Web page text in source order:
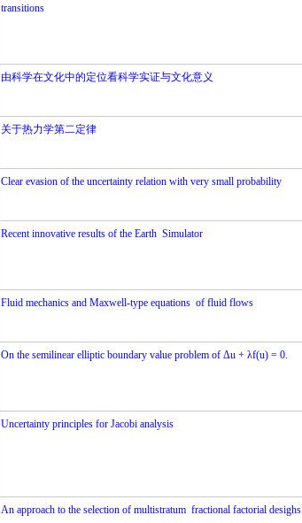
transitions
由科学在文化中的定位看科学实证与文化意义
关于热力学第二定律
Clear evasion of the uncertainty relation with very small probability
Recent innovative results of the Earth Simulator
Fluid mechanics and Maxwell-type equations of fluid flows
On the semilinear elliptic boundary value problem of Δu + λf(u) = 0.
Uncertainty principles for Jacobi analysis
An approach to the selection of multistratum fractional factorial desighs